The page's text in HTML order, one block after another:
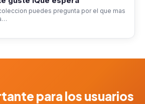
puedes pregunta por el que mas
para los usuarios